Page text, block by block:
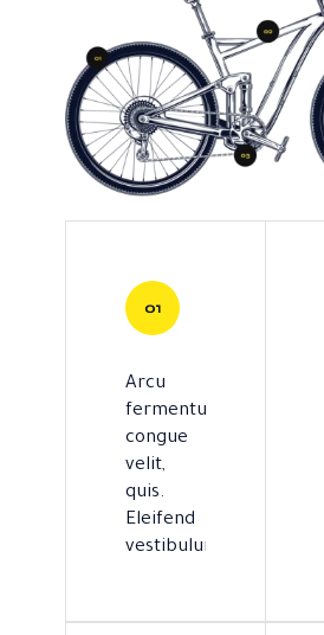
Arcu
fermentum
congue
velit,
quis.
Eleifend
vestibulum.